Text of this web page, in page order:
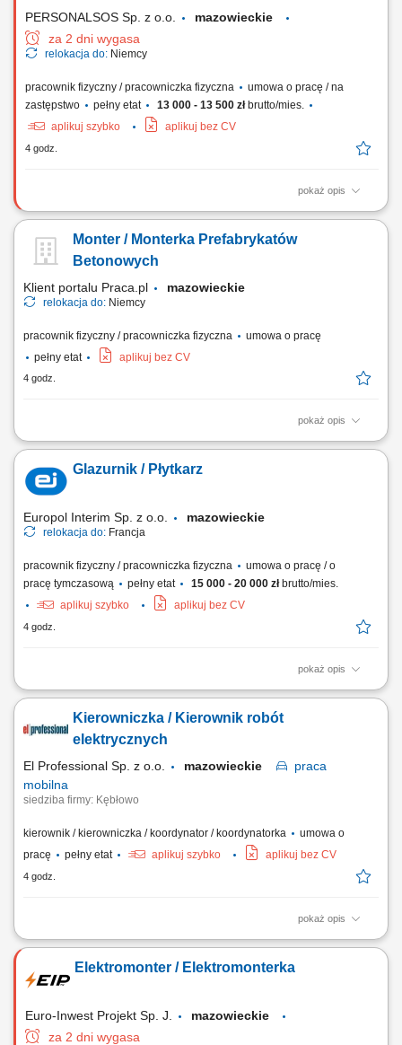
PERSONALSOS Sp. z o.o.
mazowieckie
za 2 dni wygasa
relokacja do: Niemcy
pracownik fizyczny / pracowniczka fizyczna
umowa o pracę / na
zastępstwo
pełny etat 13 000 - 13 500 złbrutto/mies.
aplikuj szybko
aplikuj bez CV
4 godz.
pokaż opis
Zakres obowiązków: Przygotowywanie oraz rozwijanie mat
Workowanie nawozów. Obsługa maszyn i urządzeń rolniczych.
Monter / Monterka Prefabrykatów
Betonowych
Klient portalu Praca.pl mazowieckie
relokacja do: Niemcy
pracownik fizyczny / pracowniczka fizyczna
umowa o pracę
pełny etat
aplikuj bez CV
4 godz.
pokaż opis
Udział w produkcji prefabrykatów betonowych. Obsługa maszyn i
betoniarskich zgodnie z dokumentacją i wytycznymi. Pomoc przy
przygotowaniu szalunków i zbrojeń. Dbanie o jakość wykonywanej
Glazurnik / Płytkarz
Europol Interim Sp. z o.o. mazowieckie
relokacja do: Francja
pracownik fizyczny / pracowniczka fizyczna
umowa o pracę / o
pracę tymczasową
pełny etat 15 000 - 20 000 złbrutto/mies.
aplikuj szybko
aplikuj bez CV
4 godz.
pokaż opis
Poszukujemy od zaraz do pracy we Francji (73200 Albertville)
w zawodzie, mile widziane posiadanie prawa jazdy, znajomość języka
nie jest wymagana. Praca do końca roku 2026 z możliwością powrotu w
Kierowniczka / Kierownik robót
elektrycznych
El Professional Sp. z o.o. mazowieckie
praca
mobilna
siedziba firmy: Kębłowo
kierownik / kierowniczka / koordynator / koordynatorka
umowa o
pracę
pełny etat aplikuj szybko aplikuj bez CV
4 godz.
pokaż opis
Zadania: Nadzorowanie i odbiór robót z branży elektrycznej i
ilościowe, weryfikacja harmonogramów) Zarządzanie współpracą z
podwykonawcami i bieżąca kontrola budżetu; Prowadzenie
Elektromonter / Elektromonterka
Euro-Inwest Projekt Sp. J.
mazowieckie
za 2 dni wygasa